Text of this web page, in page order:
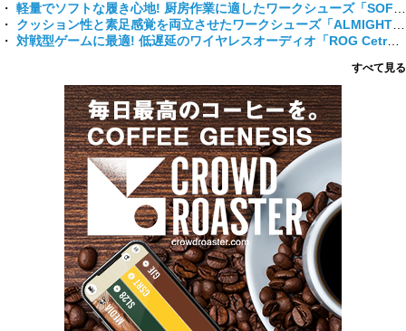
軽量でソフトな履き心地! 厨房作業に適したワークシューズ「SOFPON」登場!!
クッション性と素足感覚を両立させたワークシューズ「ALMIGHTY TDⅡ 11L」で快適に過ごせます!
対戦型ゲームに最適! 低遅延のワイヤレスオーディオ「ROG Cetra True Wireless」
すべて見る